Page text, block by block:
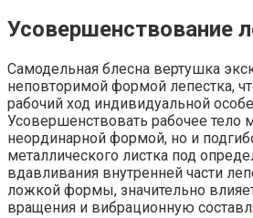
Усовершенствование
Самодельная блесна вертушка
неповторимой формой лепестка,
рабочий ход индивидуальной
Усовершенствовать рабочее тело
неординарной формой, но и
металлического листка под
вдавливания внутренней части
ложкой формы, значительно
вращения и вибрационную